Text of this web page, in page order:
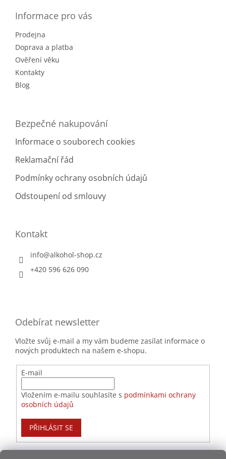
Informace pro vás
Prodejna
Doprava a platba
Ověření věku
Kontakty
Blog
Bezpečné nakupování
Informace o souborech cookies
Reklamační řád
Podmínky ochrany osobních údajů
Odstoupení od smlouvy
Kontakt
info@alkohol-shop.cz
+420 596 626 090
Odebírat newsletter
Vložte svůj e-mail a my vám budeme zasílat informace o
nových produktech na našem e-shopu.
E-mail
Vložením e-mailu souhlasíte s podmínkami ochrany
osobních údajů
PŘIHLÁSIT SE